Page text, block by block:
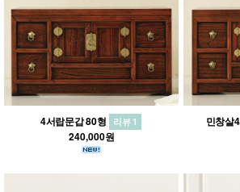
4서랍문갑 80형 리뷰 1
240,000원
민창살